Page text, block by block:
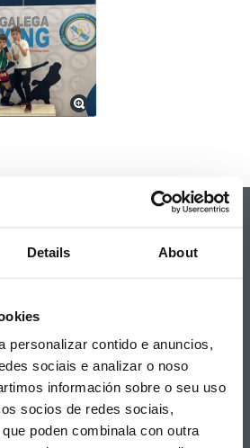
Details About
personalizar contido e anuncios,
sociais e analizar o noso
información sobre o seu uso
socios de redes sociais,
poden combinala con outra
925
publicada na web
mediante